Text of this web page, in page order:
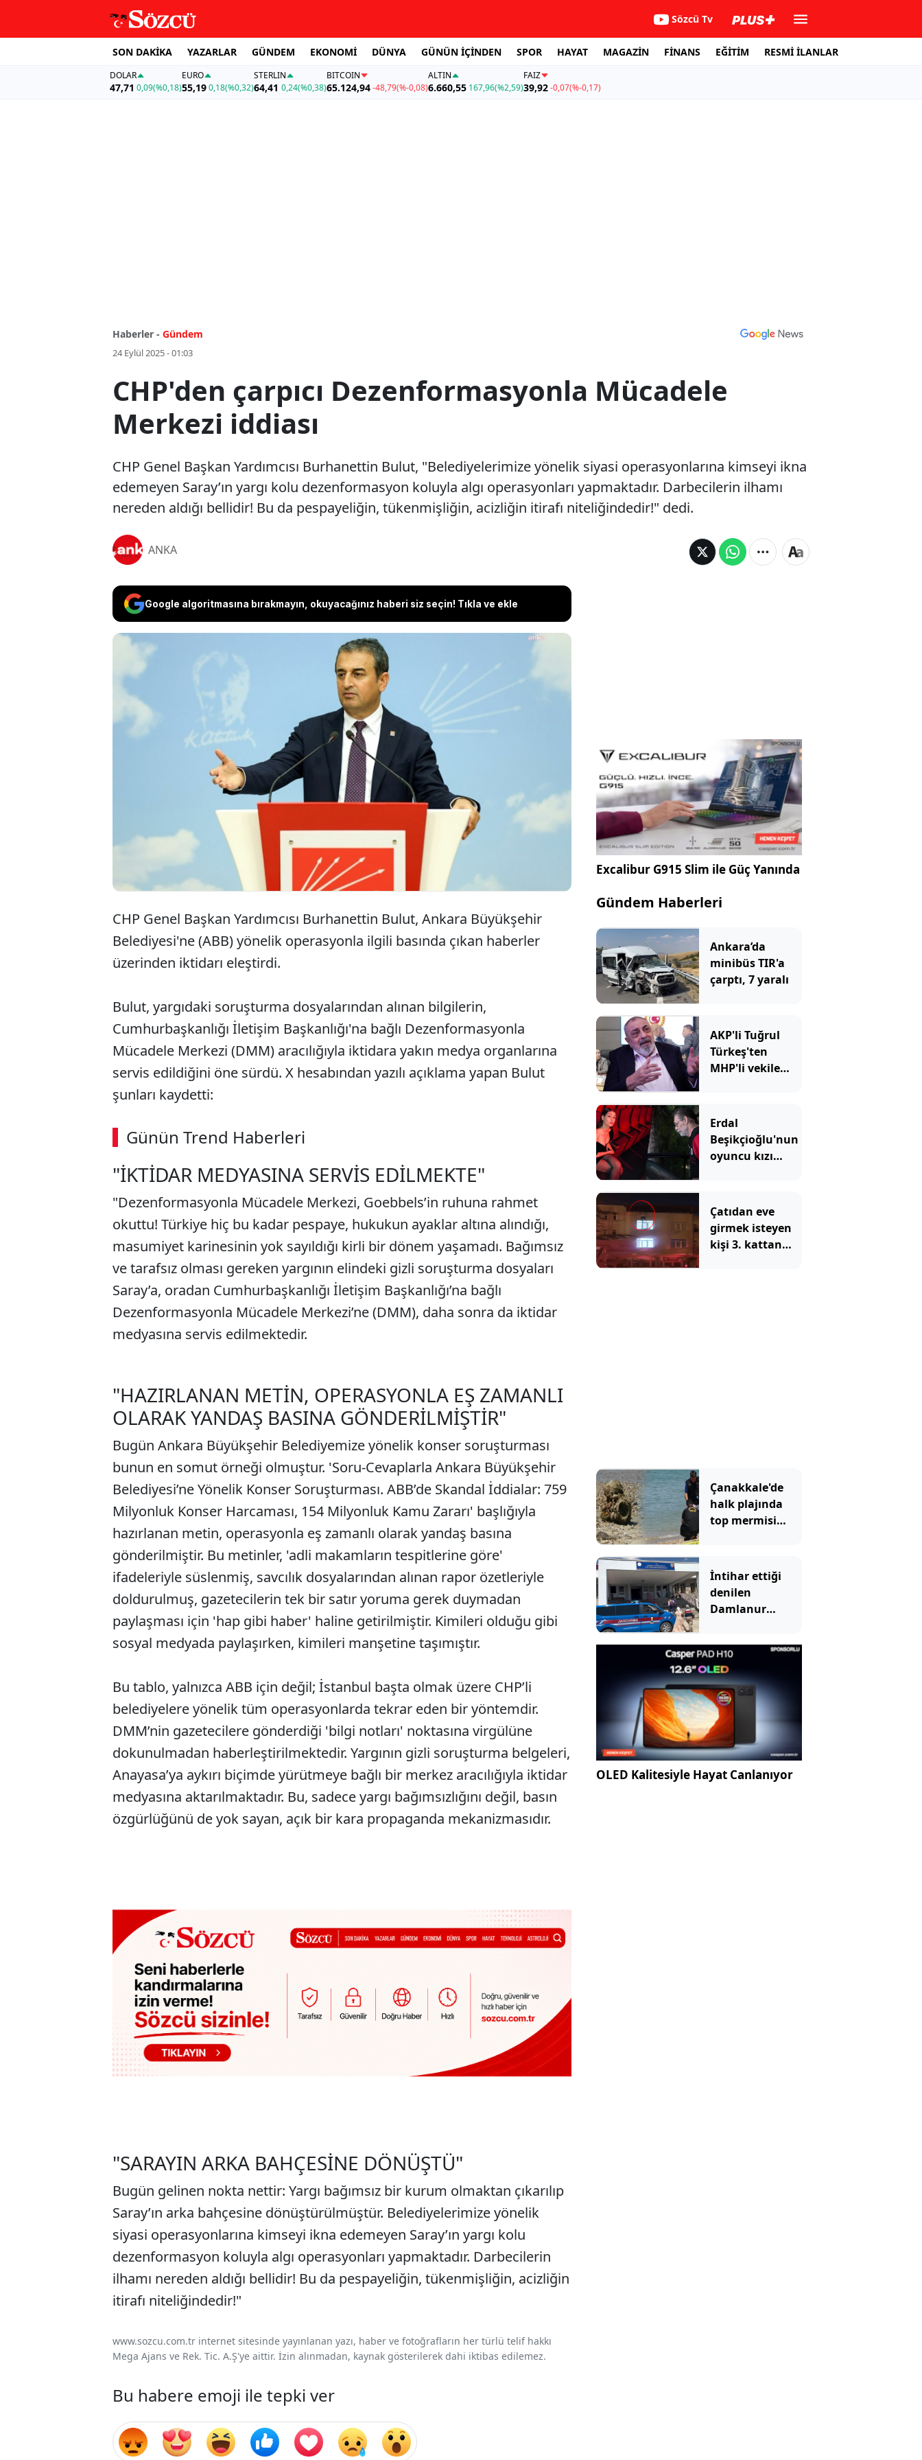
Sözcü Tv
SON DAKİKA YAZARLAR GÜNDEM EKONOMİ DÜNYA GÜNÜN İÇİNDEN SPOR HAYAT MAGAZİN FİNANS EĞİTİM RESMİ İLANLAR
DOLAR
47,71 0,09(%0,18)
EURO
55,19 0,18(%0,32)
STERLIN
64,41 0,24(%0,38)
BITCOIN
65.124,94-48,79(%-0,08)
ALTIN
6.660,55 167,96(%2,59)
FAİZ
39,92-0,07(%-0,17)
Haberler - Gündem
24 Eylül 2025 - 01:03
CHP'den çarpıcı Dezenformasyonla Mücadele
Merkezi iddiası
CHP Genel Başkan Yardımcısı Burhanettin Bulut, "Belediyelerimize yönelik siyasi operasyonlarına kimseyi ikna
edemeyen Saray’ın yargı kolu dezenformasyon koluyla algı operasyonları yapmaktadır. Darbecilerin ilhamı
nereden aldığı bellidir! Bu da pespayeliğin, tükenmişliğin, acizliğin itirafı niteliğindedir!" dedi.
ANKA
Google algoritmasına bırakmayın, okuyacağınız haberi siz seçin! Tıkla ve ekle
CHP Genel Başkan Yardımcısı Burhanettin Bulut, "Belediyelerimize
yönelik siyasi operasyonlarına kimseyi ikna edemeyen Saray’ın yargı
kolu dezenformasyon koluyla algı operasyonları yapmaktadır.
Darbecilerin ilhamı nereden aldığı bellidir! Bu da pespayeliğin,
tükenmişliğin, acizliğin itirafı niteliğindedir!" dedi.
CHP Genel Başkan Yardımcısı Burhanettin Bulut, Ankara Büyükşehir
Belediyesi'ne (ABB) yönelik operasyonla ilgili basında çıkan haberler
üzerinden iktidarı eleştirdi.
Bulut, yargıdaki soruşturma dosyalarından alınan bilgilerin,
Cumhurbaşkanlığı İletişim Başkanlığı'na bağlı Dezenformasyonla
Mücadele Merkezi (DMM) aracılığıyla iktidara yakın medya organlarına
servis edildiğini öne sürdü. X hesabından yazılı açıklama yapan Bulut
şunları kaydetti:
Günün Trend Haberleri
"İKTİDAR MEDYASINA SERVİS EDİLMEKTE"
"Dezenformasyonla Mücadele Merkezi, Goebbels’in ruhuna rahmet
okuttu! Türkiye hiç bu kadar pespaye, hukukun ayaklar altına alındığı,
masumiyet karinesinin yok sayıldığı kirli bir dönem yaşamadı. Bağımsız
ve tarafsız olması gereken yargının elindeki gizli soruşturma dosyaları
Saray’a, oradan Cumhurbaşkanlığı İletişim Başkanlığı’na bağlı
Dezenformasyonla Mücadele Merkezi’ne (DMM), daha sonra da iktidar
medyasına servis edilmektedir.
"HAZIRLANAN METİN, OPERASYONLA EŞ ZAMANLI
OLARAK YANDAŞ BASINA GÖNDERİLMİŞTİR"
Bugün Ankara Büyükşehir Belediyemize yönelik konser soruşturması
bunun en somut örneği olmuştur. 'Soru-Cevaplarla Ankara Büyükşehir
Belediyesi’ne Yönelik Konser Soruşturması. ABB’de Skandal İddialar: 759
Milyonluk Konser Harcaması, 154 Milyonluk Kamu Zararı' başlığıyla
hazırlanan metin, operasyonla eş zamanlı olarak yandaş basına
gönderilmiştir. Bu metinler, 'adli makamların tespitlerine göre'
ifadeleriyle süslenmiş, savcılık dosyalarından alınan rapor özetleriyle
doldurulmuş, gazetecilerin tek bir satır yoruma gerek duymadan
paylaşması için 'hap gibi haber' haline getirilmiştir. Kimileri olduğu gibi
sosyal medyada paylaşırken, kimileri manşetine taşımıştır.
Bu tablo, yalnızca ABB için değil; İstanbul başta olmak üzere CHP’li
belediyelere yönelik tüm operasyonlarda tekrar eden bir yöntemdir.
DMM’nin gazetecilere gönderdiği 'bilgi notları' noktasına virgülüne
dokunulmadan haberleştirilmektedir. Yargının gizli soruşturma belgeleri,
Anayasa’ya aykırı biçimde yürütmeye bağlı bir merkez aracılığıyla iktidar
medyasına aktarılmaktadır. Bu, sadece yargı bağımsızlığını değil, basın
özgürlüğünü de yok sayan, açık bir kara propaganda mekanizmasıdır.
"SARAYIN ARKA BAHÇESİNE DÖNÜŞTÜ"
Bugün gelinen nokta nettir: Yargı bağımsız bir kurum olmaktan çıkarılıp
Saray’ın arka bahçesine dönüştürülmüştür. Belediyelerimize yönelik
siyasi operasyonlarına kimseyi ikna edemeyen Saray’ın yargı kolu
dezenformasyon koluyla algı operasyonları yapmaktadır. Darbecilerin
ilhamı nereden aldığı bellidir! Bu da pespayeliğin, tükenmişliğin, acizliğin
itirafı niteliğindedir!"
www.sozcu.com.tr internet sitesinde yayınlanan yazı, haber ve fotoğrafların her türlü telif hakkı
Mega Ajans ve Rek. Tic. A.Ş'ye aittir. İzin alınmadan, kaynak gösterilerek dahi iktibas edilemez.
Bu habere emoji ile tepki ver
Excalibur G915 Slim ile Güç Yanında
Gündem Haberleri
Ankara’da
minibüs TIR'a
çarptı, 7 yaralı
AKP'li Tuğrul
Türkeş'ten
MHP'li vekile
Erdal
Beşikçioğlu'nun
oyuncu kızı
bozdu: 'Siz öyle
bilirsiniz ama...'
Çatıdan eve
girmek isteyen
kişi 3. kattan
Çanakkale'de
halk plajında
top mermisi
İntihar ettiği
denilen
Damlanur
gitmiş!
OLED Kalitesiyle Hayat Canlanıyor